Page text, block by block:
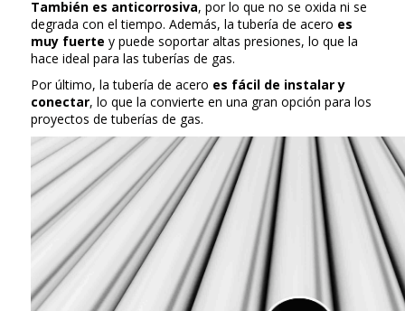
También es anticorrosiva, por lo que no se oxida ni se
degrada con el tiempo. Además, la tubería de acero es
muy fuerte y puede soportar altas presiones, lo que la
hace ideal para las tuberías de gas.
Por último, la tubería de acero es fácil de instalar y
conectar, lo que la convierte en una gran opción para los
proyectos de tuberías de gas.